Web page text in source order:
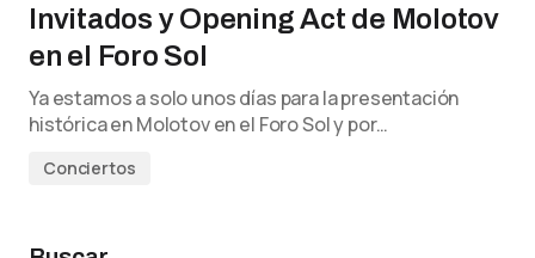
Invitados y Opening Act de Molotov
en el Foro Sol
Ya estamos a solo unos días para la presentación
histórica en Molotov en el Foro Sol y por…
Conciertos